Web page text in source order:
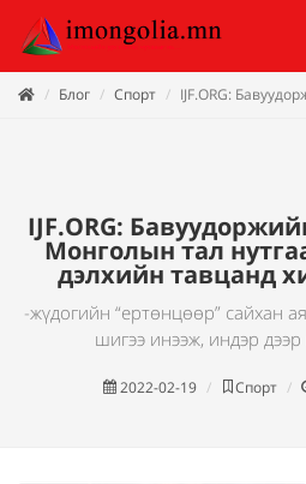
Блог Спорт IJF.ORG:
IJF.ORG:
Монголын тал
дэлхийн тавцанд
-жүдогийн “ертөнцөөр” сайхан
шигээ инээж, индэр
2022-02-19 Спорт